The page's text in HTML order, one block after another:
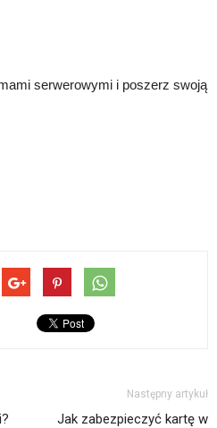
serwerowymi i poszerz swoją
Następny artykuł
Jak zabezpieczyć kartę w